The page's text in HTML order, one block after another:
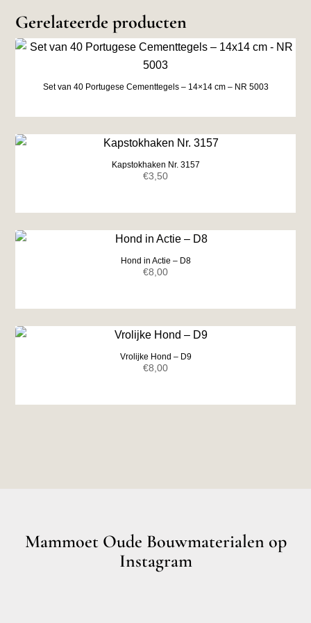
Gerelateerde producten
Set van 40 Portugese Cementtegels – 14×14 cm – NR 5003
Kapstokhaken Nr. 3157
€3,50
Hond in Actie – D8
€8,00
Vrolijke Hond – D9
€8,00
Mammoet Oude Bouwmaterialen op
Instagram